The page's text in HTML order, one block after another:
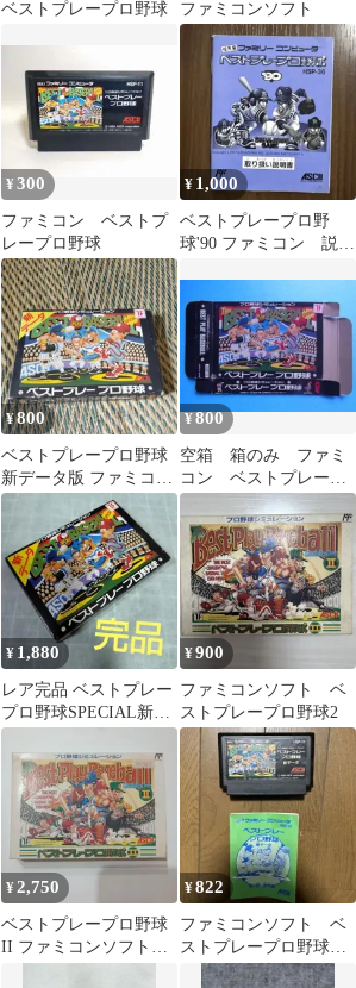
ベストプレープロ野球
ファミコンソフト
¥300
ファミコン ベストプ
レープロ野球
¥ 1,000
ベストプレープロ野
球'90 ファミコン 説明
¥800
ベストプレープロ野球
新データ版 ファミコン
ソフト アスキー
¥800
空箱 箱のみ ファミ
コン ベストプレープ
ロ野球 1988年 アス
キー
¥ 1,880
レア完品 ベストプレー
プロ野球SPECIAL新デ
ータ
¥900
ファミコンソフト ベ
ストプレープロ野球2
¥2,750
ベストプレープロ野球
II ファミコンソフト
¥822
ファミコンソフト ベ
ストプレープロ野球
新データ